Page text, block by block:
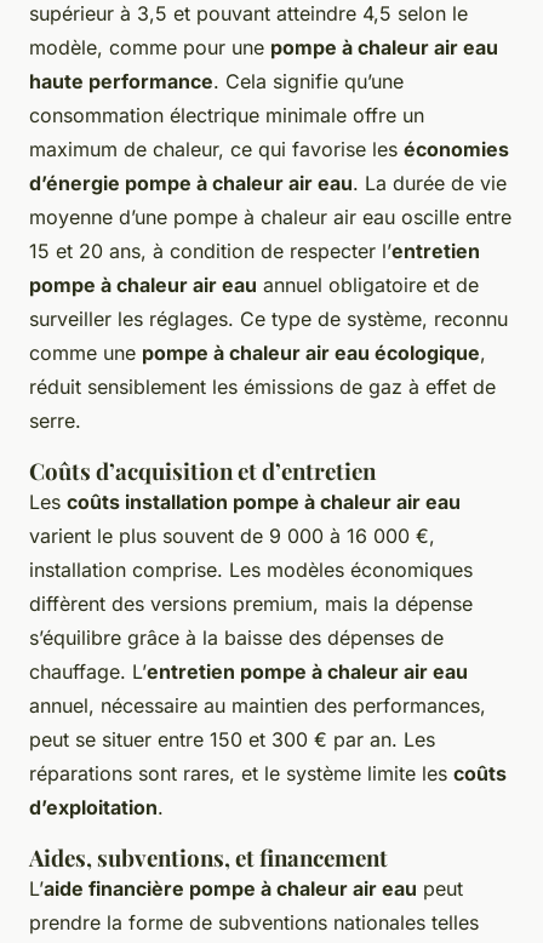
supérieur à 3,5 et pouvant atteindre 4,5 selon le
modèle, comme pour une pompe à chaleur air eau
haute performance. Cela signifie qu’une
consommation électrique minimale offre un
maximum de chaleur, ce qui favorise les économies
d’énergie pompe à chaleur air eau. La durée de vie
moyenne d’une pompe à chaleur air eau oscille entre
15 et 20 ans, à condition de respecter l’entretien
pompe à chaleur air eau annuel obligatoire et de
surveiller les réglages. Ce type de système, reconnu
comme une pompe à chaleur air eau écologique,
réduit sensiblement les émissions de gaz à effet de
serre.
Coûts d’acquisition et d’entretien
Les coûts installation pompe à chaleur air eau
varient le plus souvent de 9 000 à 16 000 €,
installation comprise. Les modèles économiques
diffèrent des versions premium, mais la dépense
s’équilibre grâce à la baisse des dépenses de
chauffage. L’entretien pompe à chaleur air eau
annuel, nécessaire au maintien des performances,
peut se situer entre 150 et 300 € par an. Les
réparations sont rares, et le système limite les coûts
d’exploitation.
Aides, subventions, et financement
L’aide financière pompe à chaleur air eau peut
prendre la forme de subventions nationales telles